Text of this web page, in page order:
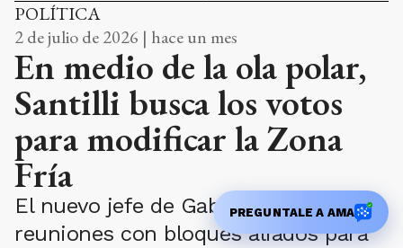
POLÍTICA
2 de julio de 2026 | hace un mes
En medio de la ola polar,
Santilli busca los votos
para modificar la Zona
Fría
El nuevo jefe de Gabinete encabezó
reuniones con bloques aliados para
PREGUNTALE A AMA